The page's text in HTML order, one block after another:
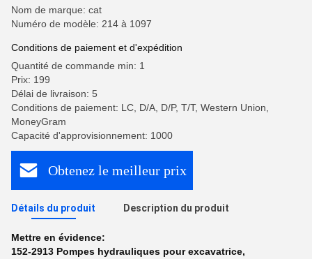
Nom de marque: cat
Numéro de modèle: 214 à 1097
Conditions de paiement et d'expédition
Quantité de commande min: 1
Prix: 199
Délai de livraison: 5
Conditions de paiement: LC, D/A, D/P, T/T, Western Union,
MoneyGram
Capacité d'approvisionnement: 1000
Obtenez le meilleur prix
Détails du produit Description du produit
Mettre en évidence:
152-2913 Pompes hydrauliques pour excavatrice,